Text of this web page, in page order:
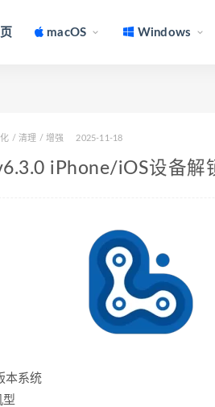
macOS Windows
化 / 清理 / 增强 2025-11-18
iPhone/iOS设备解
本系统
型